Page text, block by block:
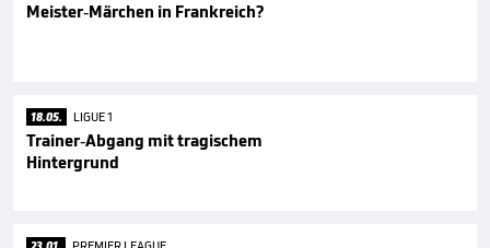
Meister-Märchen in Frankreich?
18.05. LIGUE 1
Trainer-Abgang mit tragischem
Hintergrund